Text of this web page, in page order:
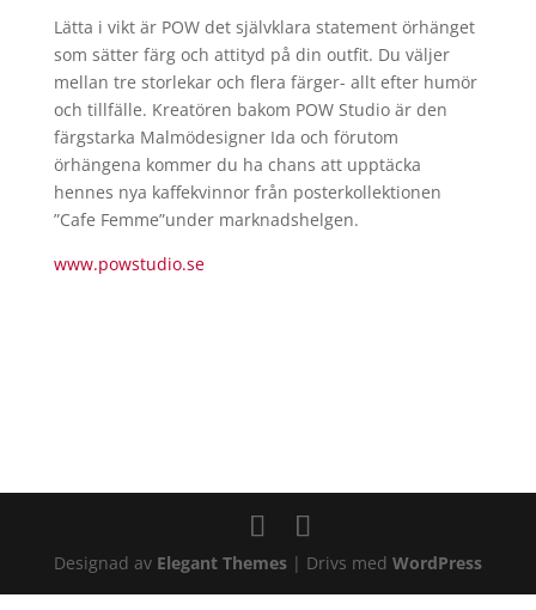
Lätta i vikt är POW det självklara statement örhänget
som sätter färg och attityd på din outfit. Du väljer
mellan tre storlekar och flera färger- allt efter humör
och tillfälle. Kreatören bakom POW Studio är den
färgstarka Malmödesigner Ida och förutom
örhängena kommer du ha chans att upptäcka
hennes nya kaffekvinnor från posterkollektionen
”Cafe Femme”under marknadshelgen.
www.powstudio.se
Designad av Elegant Themes| Drivs med WordPress